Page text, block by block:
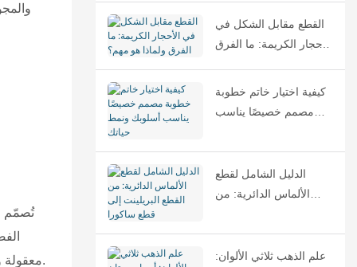
تُصمّم
معقولة وفي متناول شريحة واسعة من الناس، مما يجعلها الخيار المفضل لمن يرغبون في مواكبة أحدث صيحات الموضة دون إنفاق مبالغ طائلة.
القطع مقابل الشكل في
الأحجار الكريمة: ما الفرق
كيفية اختيار خاتم خطوبة
مصمم خصيصًا يناسب
الدليل الشامل لقطع
الألماس الدائرية: من
ساكورا
علم الذهب ثلاثي الألوان: